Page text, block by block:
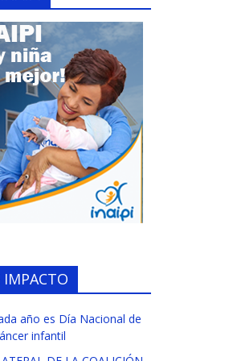
IMPACTO
año es Día Nacional de
infantil